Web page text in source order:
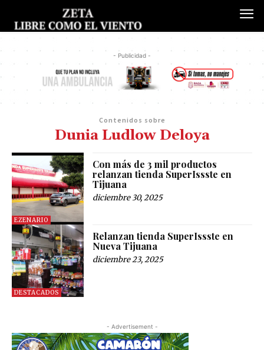
- Publicidad -
Contenidos sobre
Dunia Ludlow Deloya
EZENARIO
Con más de 3 mil productos
relanzan tienda SuperIssste en
Tijuana
diciembre 30, 2025
DESTACADOS
Relanzan tienda SuperIssste en
Nueva Tijuana
diciembre 23, 2025
- Advertisement -